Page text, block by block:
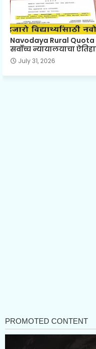
Navodaya Rural
सर्वोच्च न्यायालयाचा
July 31, 2026